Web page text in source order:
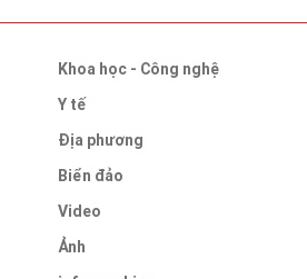
Khoa học - Công nghệ
Y tế
Địa phương
Biển đảo
Video
Ảnh